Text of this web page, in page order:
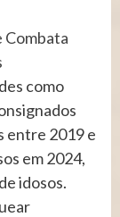
Combata
como
entre 2019 e
em 2024,
idosos.